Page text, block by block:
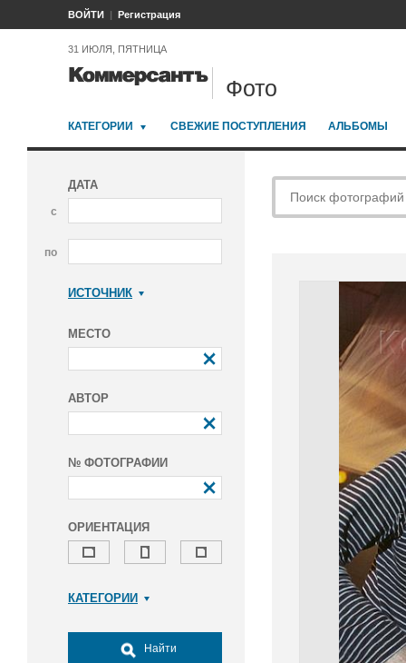
ВОЙТИ Регистрация
31 ИЮЛЯ, ПЯТНИЦА
Фото
КАТЕГОРИИ СВЕЖИЕ ПОСТУПЛЕНИЯ АЛЬБОМЫ
ДАТА
с
по
ИСТОЧНИК
МЕСТО
АВТОР
№ ФОТОГРАФИИ
ОРИЕНТАЦИЯ
КАТЕГОРИИ
Досуг, туризм и отдых
Найти